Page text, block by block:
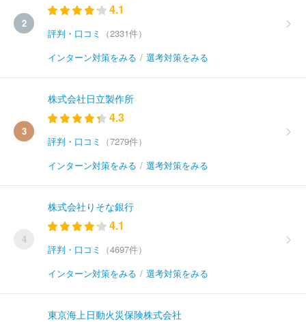
2
4.1
評判・口コミ
（2331件）
インターン対策をみる / 選考対策をみる
3
株式会社日立製作所
4.3
評判・口コミ
（7279件）
インターン対策をみる / 選考対策をみる
4
株式会社りそな銀行
4.1
評判・口コミ
（4697件）
インターン対策をみる / 選考対策をみる
東京海上日動火災保険株式会社